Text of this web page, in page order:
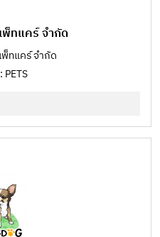
พ็ทแคร์ จำกัด
พ็ทแคร์ จำกัด
PETS